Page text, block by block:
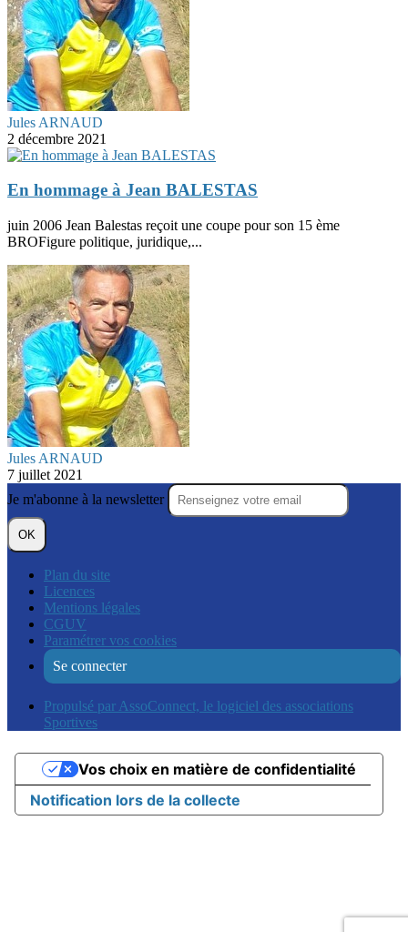
Jules ARNAUD
2 décembre 2021
En hommage à Jean BALESTAS
juin 2006 Jean Balestas reçoit une coupe pour son 15 ème
BROFigure politique, juridique,...
Jules ARNAUD
7 juillet 2021
Je m'abonne à la newsletter
OK
Plan du site
Licences
Mentions légales
CGUV
Paramétrer vos cookies
Se connecter
Propulsé par AssoConnect, le logiciel des associations
Sportives
Notification lors de la collecte
Vos choix en matière de confidentialité